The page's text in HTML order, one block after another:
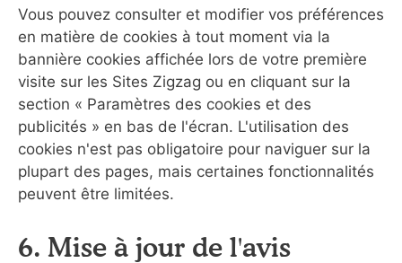
Vous pouvez consulter et modifier vos préférences
en matière de cookies à tout moment via la
bannière cookies affichée lors de votre première
visite sur les Sites Zigzag ou en cliquant sur la
section « Paramètres des cookies et des
publicités » en bas de l'écran. L'utilisation des
cookies n'est pas obligatoire pour naviguer sur la
plupart des pages, mais certaines fonctionnalités
peuvent être limitées.
6. Mise à jour de l'avis